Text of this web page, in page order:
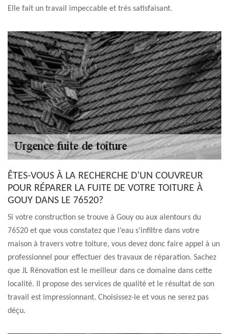
Elle fait un travail impeccable et très satisfaisant.
ÊTES-VOUS À LA RECHERCHE D’UN COUVREUR
POUR RÉPARER LA FUITE DE VOTRE TOITURE À
GOUY DANS LE 76520?
Si votre construction se trouve à Gouy ou aux alentours du
76520 et que vous constatez que l’eau s’infiltre dans votre
maison à travers votre toiture, vous devez donc faire appel à un
professionnel pour effectuer des travaux de réparation. Sachez
que JL Rénovation est le meilleur dans ce domaine dans cette
localité. Il propose des services de qualité et le résultat de son
travail est impressionnant. Choisissez-le et vous ne serez pas
déçu.